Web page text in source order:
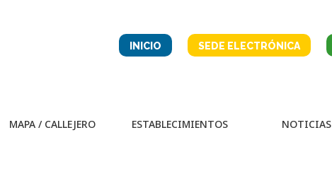
INICIO SEDE ELECTRÓNICA
MAPA / CALLEJERO ESTABLECIMIENTOS NOTICIAS